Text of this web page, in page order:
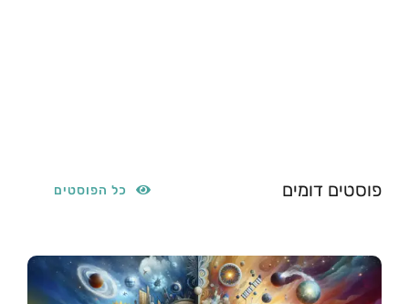
פוסטים דומים כל הפוסטים